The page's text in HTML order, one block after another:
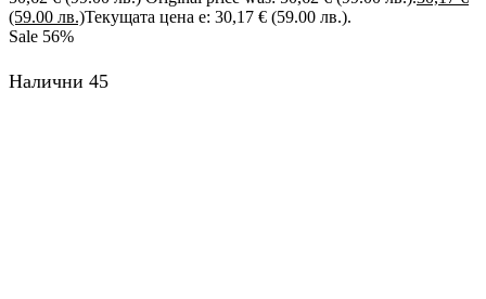
(59.00 лв.)Текущата цена е: 30,17 € (59.00 лв.).
Sale 56%
Налични 45